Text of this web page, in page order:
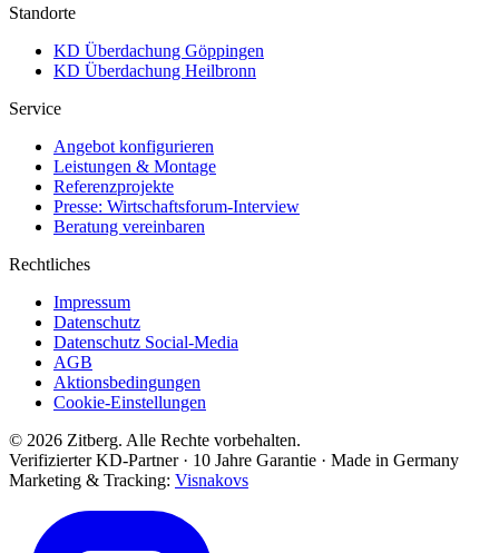
Standorte
KD Überdachung Göppingen
KD Überdachung Heilbronn
Service
Angebot konfigurieren
Leistungen & Montage
Referenzprojekte
Presse: Wirtschaftsforum-Interview
Beratung vereinbaren
Rechtliches
Impressum
Datenschutz
Datenschutz Social-Media
AGB
Aktionsbedingungen
Cookie-Einstellungen
© 2026 Zitberg. Alle Rechte vorbehalten.
Verifizierter KD-Partner · 10 Jahre Garantie · Made in Germany
Marketing & Tracking: Visnakovs